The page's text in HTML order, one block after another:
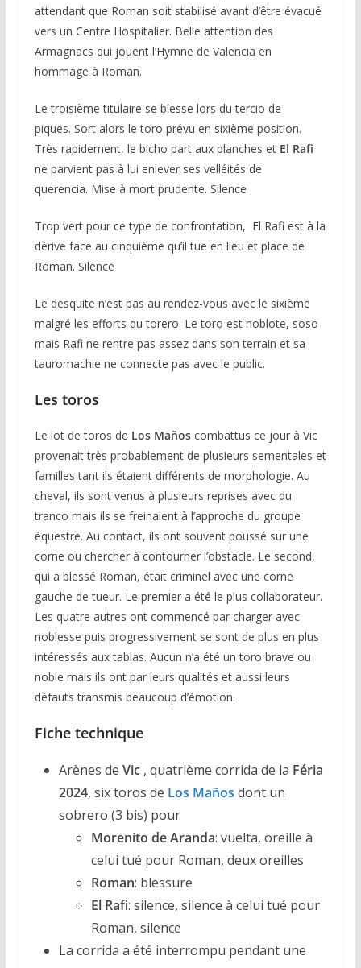
attendant que Roman soit stabilisé avant d’être évacué
vers un Centre Hospitalier. Belle attention des
Armagnacs qui jouent l’Hymne de Valencia en
hommage à Roman.
Le troisième titulaire se blesse lors du tercio de
piques. Sort alors le toro prévu en sixième position.
Très rapidement, le bicho part aux planches et El Rafi
ne parvient pas à lui enlever ses velléités de
querencia. Mise à mort prudente. Silence
Trop vert pour ce type de confrontation, El Rafi est à la
dérive face au cinquième qu’il tue en lieu et place de
Roman. Silence
Le desquite n’est pas au rendez-vous avec le sixième
malgré les efforts du torero. Le toro est noblote, soso
mais Rafi ne rentre pas assez dans son terrain et sa
tauromachie ne connecte pas avec le public.
Les toros
Le lot de toros de Los Mañoscombattus ce jour à Vic
provenait très probablement de plusieurs sementales et
familles tant ils étaient différents de morphologie. Au
cheval, ils sont venus à plusieurs reprises avec du
tranco mais ils se freinaient à l’approche du groupe
équestre. Au contact, ils ont souvent poussé sur une
corne ou chercher à contourner l’obstacle. Le second,
qui a blessé Roman, était criminel avec une corne
gauche de tueur. Le premier a été le plus collaborateur.
Les quatre autres ont commencé par charger avec
noblesse puis progressivement se sont de plus en plus
intéressés aux tablas. Aucun n’a été un toro brave ou
noble mais ils ont par leurs qualités et aussi leurs
défauts transmis beaucoup d’émotion.
Fiche technique
Arènes de Vic, quatrième corrida de la Féria
2024, six toros de Los Maños dont un
sobrero (3 bis) pour
Morenito de Aranda: vuelta, oreille à
celui tué pour Roman, deux oreilles
Roman: blessure
El Rafi: silence, silence à celui tué pour
Roman, silence
La corrida a été interrompu pendant une